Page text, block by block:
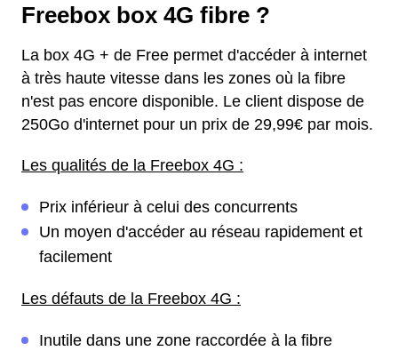
Freebox box 4G fibre ?
La box 4G + de Free permet d'accéder à internet
à très haute vitesse dans les zones où la fibre
n'est pas encore disponible. Le client dispose de
250Go d'internet pour un prix de 29,99€ par mois.
Les qualités de la Freebox 4G :
Prix inférieur à celui des concurrents
Un moyen d'accéder au réseau rapidement et
facilement
Les défauts de la Freebox 4G :
Inutile dans une zone raccordée à la fibre